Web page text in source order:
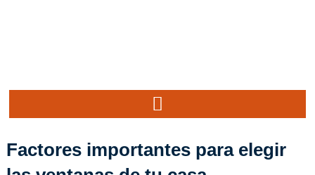
Factores importantes para elegir